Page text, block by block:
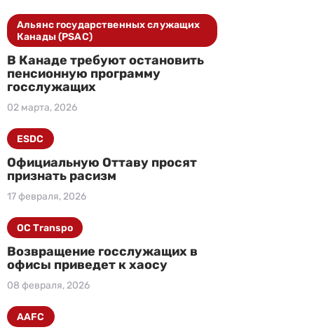
В Канаде требуют остановить
пенсионную программу
госслужащих
02 марта, 2026
Альянс государственных служащих
Канады (PSAC)
Официальную Оттаву просят
признать расизм
17 февраля, 2026
ESDC
Возвращение госслужащих в
офисы приведет к хаосу
08 февраля, 2026
OC Transpo
AAFC